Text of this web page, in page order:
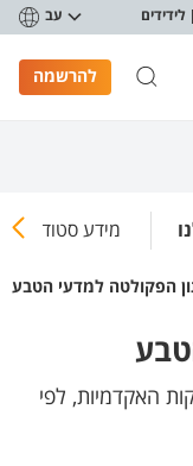
לידידים עב
להרשמה
מידע
הפקולטה למדעי הטבע
האקדמיות, לפי